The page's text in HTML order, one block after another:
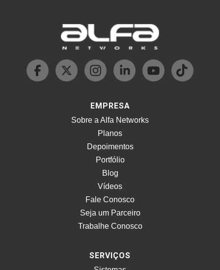
EMPRESA
Sobre a Alfa Networks
Planos
Depoimentos
Portfólio
Blog
Vídeos
Fale Conosco
Seja um Parceiro
Trabalhe Conosco
SERVIÇOS